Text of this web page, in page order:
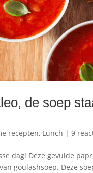
de soep
recepten, Lunch |9
dag! Deze gevulde
goulashsoep. Deze